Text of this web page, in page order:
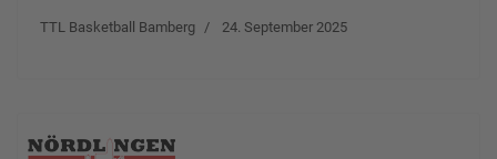
TTL Basketball Bamberg 24. September 2025